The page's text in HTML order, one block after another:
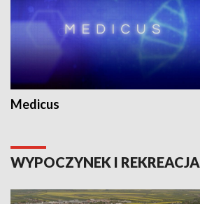
Medicus
WYPOCZYNEK I REKREACJA